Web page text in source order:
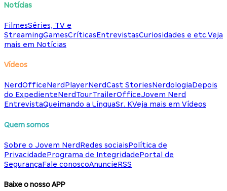
Notícias
FilmesSéries, TV e
StreamingGamesCríticasEntrevistasCuriosidades e etc.Veja
mais em Notícias
Vídeos
NerdOfficeNerdPlayerNerdCast StoriesNerdologiaDepois
do ExpedienteNerdTourTrailerOfficeJovem Nerd
EntrevistaQueimando a LínguaSr. KVeja mais em Vídeos
Quem somos
Sobre o Jovem NerdRedes sociaisPolítica de
PrivacidadePrograma de IntegridadePortal de
SegurançaFale conoscoAnuncieRSS
Baixe o nosso APP